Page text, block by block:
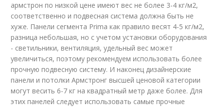
армстрон по низкой цене имеют вес не более 3-4 кг/м2,
соответственно и подвесная система должна быть не
хуже. Панели сегмента Prima как правило весят 4-5 кг/м2,
разница небольшая, но с учетом установки оборудования
- светильники, вентиляция, удельный вес может
увеличиться, поэтому рекомендуем использовать более
прочную подвесную систему. И наконец дизайнерские
панели и потолки Армстронг высшей ценовой категории
могут весить 6-7 кг на квадратный метр даже более. Для
этих панелей следует использовать самые прочные